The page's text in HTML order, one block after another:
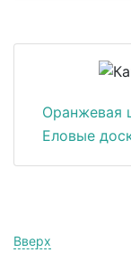
Оранжевая
Еловые
Вверх